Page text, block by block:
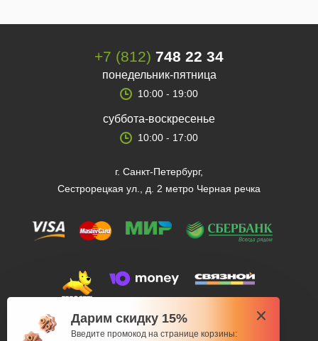
Дарим скидку 15%
Введите промокод на странице корзины:
+7 (812) 748 22 34
понедельник-пятница
10:00 - 19:00
суббота-воскресенье
10:00 - 17:00
г. Санкт-Петербург,
Сестрорецкая ул., д. 2 метро Черная речка